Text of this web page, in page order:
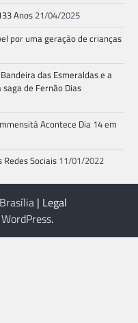
Anos 21/04/2025
por uma geração de crianças
das Esmeraldas e a
de Fernão Dias
Acontece Dia 14 em
Redes Sociais 11/01/2022
| Legal
WordPress.